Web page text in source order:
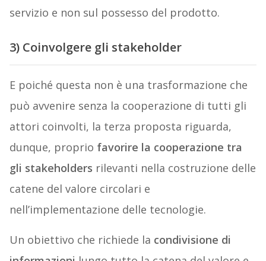
servizio e non sul possesso del prodotto.
3) Coinvolgere gli stakeholder
E poiché questa non è una trasformazione che
può avvenire senza la cooperazione di tutti gli
attori coinvolti, la terza proposta riguarda,
dunque, proprio favorire la cooperazione tra
gli stakeholders rilevanti nella costruzione delle
catene del valore circolari e
nell’implementazione delle tecnologie.
Un obiettivo che richiede la condivisione di